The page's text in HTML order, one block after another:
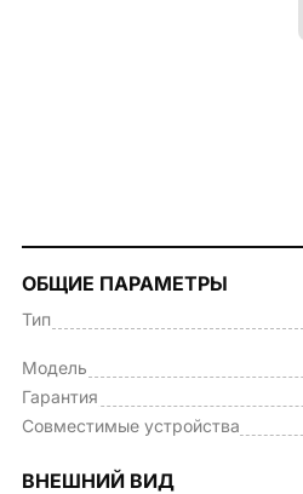
ОБЩИЕ ПАРАМЕТРЫ
Тип
Модель
Гарантия
Совместимые устройства
ВНЕШНИЙ ВИД